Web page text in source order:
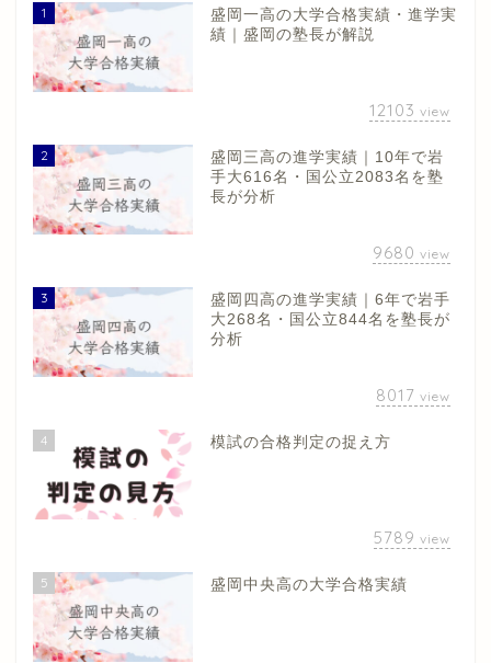
1
盛岡一高の大学合格実績・進学実
績｜盛岡の塾長が解説
12103 view
2
盛岡三高の進学実績｜10年で岩
手大616名・国公立2083名を塾
長が分析
9680 view
3
盛岡四高の進学実績｜6年で岩手
大268名・国公立844名を塾長が
分析
8017 view
4 模試の合格判定の捉え方
5789 view
5 盛岡中央高の大学合格実績